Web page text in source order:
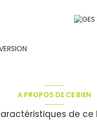
au RCS sous le n°
A PROPOS DE CE BIEN
de ce